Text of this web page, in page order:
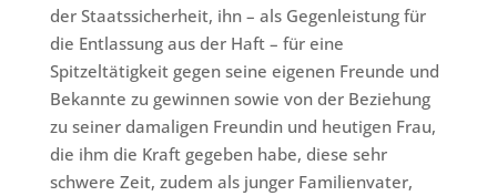
der Staatssicherheit, ihn – als Gegenleistung für
die Entlassung aus der Haft – für eine
Spitzeltätigkeit gegen seine eigenen Freunde und
Bekannte zu gewinnen sowie von der Beziehung
zu seiner damaligen Freundin und heutigen Frau,
die ihm die Kraft gegeben habe, diese sehr
schwere Zeit, zudem als junger Familienvater,